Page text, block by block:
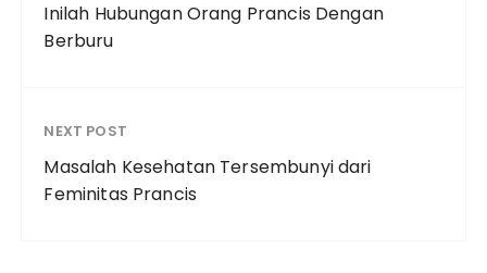
Inilah Hubungan Orang Prancis Dengan
Berburu
NEXT POST
Masalah Kesehatan Tersembunyi dari
Feminitas Prancis